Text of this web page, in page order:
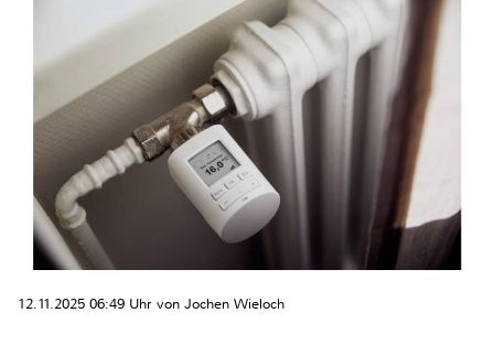
12.11.2025 06:49 Uhr von Jochen Wieloch